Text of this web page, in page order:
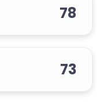
78
73